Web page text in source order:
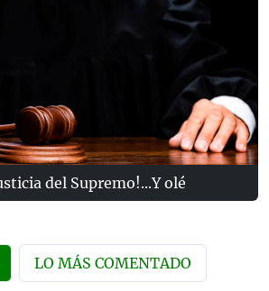
del Supremo!...Y olé
LO MÁS COMENTADO